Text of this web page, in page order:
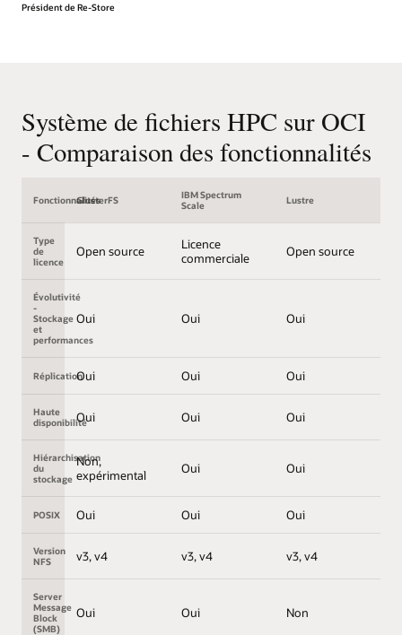
Président de Re-Store
Système de fichiers HPC sur OCI
- Comparaison des fonctionnalités
Fonctionnalités
GlusterFS
IBM Spectrum
Scale
Lustre
Type
de
licence
Open source
Licence
commerciale
Open source
Évolutivité
-
Stockage
et
performances
Oui Oui Oui
RéplicationOui Oui Oui
Haute
disponibilitéOui Oui Oui
Hiérarchisation
du
stockage
Non,
expérimental
Oui Oui
POSIX Oui Oui Oui
Version
NFS
v3, v4 v3, v4 v3, v4
Server
Message
Block
(SMB)
Oui Oui Non